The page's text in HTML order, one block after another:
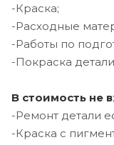
-Краска;
-Расходные
-Работы по
-Покраска
В стоимость не
-Ремонт детали
-Краска с